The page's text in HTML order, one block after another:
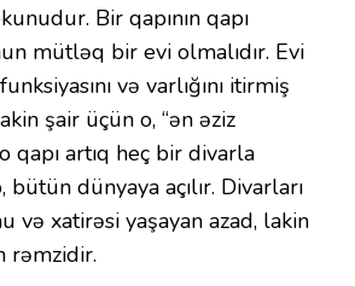
Bir qapının qapı
mütləq bir evi olmalıdır. Evi
və varlığını itirmiş
şair üçün o, “ən əziz
qapı artıq heç bir divarla
bütün dünyaya açılır. Divarları
və xatirəsi yaşayan azad, lakin
rəmzidir.